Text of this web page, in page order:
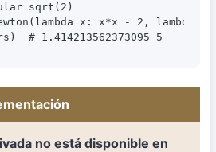
sqrt(2)
x: x*x - 2, lambda
no está disponible en